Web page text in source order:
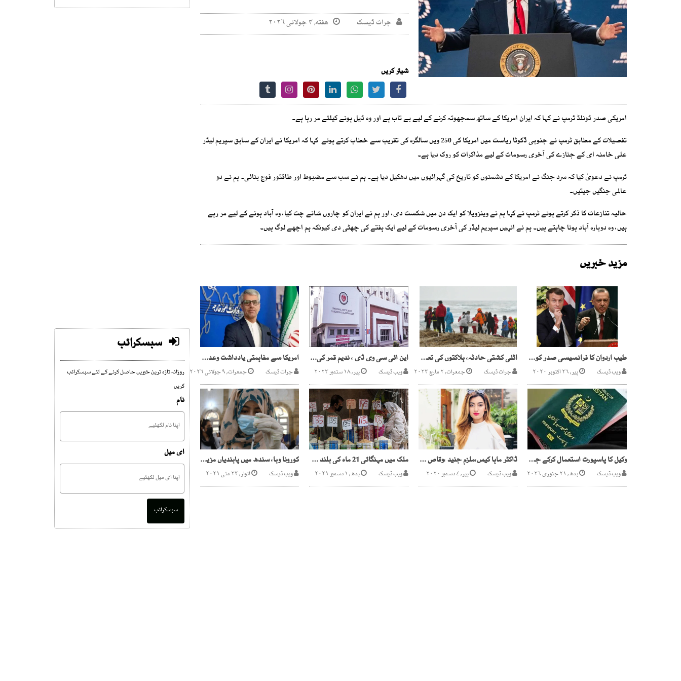
جرات ڈیسک هفته, ۴ جولائی ۲۰۲۶
شیئر کریں
امریکی صدر ڈونلڈ ٹرمپ نے کہا کہ ایران امریکا کے ساتھ سمجھوتہ کرنے کے لیے بے تاب ہے اور وہ ڈیل ہونے کیلئے مر رہا ہے۔
تفصیلات کے مطابق ٹرمپ نے جنوبی ڈکوٹا ریاست میں امریکا کی 250 ویں سالگرہ کی تقریب سے خطاب کرتے ہوئے کہا کہ امریکا نے ایران کے سابق سپریم لیڈر
علی خامنہ ای کے جنازے کی آخری رسومات کے لیے مذاکرات کو روک دیا ہے۔
ٹرمپ نے دعویٰ کیا کہ سرد جنگ نے امریکا کے دشمنوں کو تاریخ کی گہرائیوں میں دھکیل دیا ہے۔ ہم نے سب سے مضبوط اور طاقتور فوج بنائی۔ ہم نے دو
عالمی جنگیں جیتیں۔
حالیہ تنازعات کا ذکر کرتے ہوئے ٹرمپ نے کہا ہم نے وینزویلا کو ایک دن میں شکست دی، اور ہم نے ایران کو چاروں شانے چت کیا، وہ آباد ہونے کے لیے مر رہے
ہیں، وہ دوبارہ آباد ہونا چاہتے ہیں۔ ہم نے انہیں سپریم لیڈر کی آخری رسومات کے لیے ایک ہفتے کی چھٹی دی کیونکہ ہم اچھے لوگ ہیں۔
مزید خبریں
طیب اردوان کا فرانسیسی صدر کو دماغی علاج کا مشورہ
ویب ڈیسک پیر, ۲۶ اکتوبر ۲۰۲۰
اٹلی کشتی حادثہ، ہلاکتوں کی تعداد 62 ہو گئی
جرات ڈیسک جمعرات, ۲ مارچ ۲۰۲۳
این ائی سی وی ڈی ، ندیم قمر کی نااہلی سندھ ہائی کورٹ میں 30سے زائد پٹیشنزدائر
ویب ڈیسک پیر, ۱۸ ستمبر ۲۰۲۳
امریکا سے مفاہمتی یادداشت وعدوں کی پاسداری کی بنیاد پر ہوئی تھی، ایران
جرات ڈیسک جمعرات, ۹ جولائی ۲۰۲۶
وکیل کا پاسپورٹ استعمال کرکے جعلساز بھارت پہنچ گیا
ویب ڈیسک بدھ, ۲۱ جنوری ۲۰۲۶
ڈاکٹر ماہا کیس،ملزم جنید ،وقاص کی ضمانت منظور
ویب ڈیسک پیر, ۷ دسمبر ۲۰۲۰
ملک میں مہنگائی 21 ماہ کی بلند ترین سطح پر پہنچ گئی
ویب ڈیسک بدھ, ۱ دسمبر ۲۰۲۱
کورونا وبا، سندھ میں پابندیاں مزید دو ہفتے برقرار رکھنے کا فیصلہ
ویب ڈیسک اتوار, ۲۳ مئی ۲۰۲۱
سبسکرائب
روزانہ تازہ ترین خبریں حاصل کرنے کے لئے سبسکرائب
کریں
نام
ای میل
سبسکرائب